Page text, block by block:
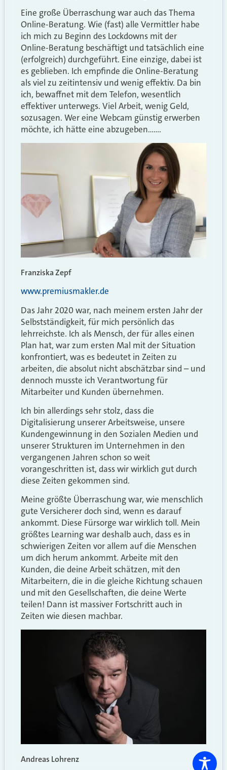
Eine große Überraschung war auch das Thema
Online-Beratung. Wie (fast) alle Vermittler habe
ich mich zu Beginn des Lockdowns mit der
Online-Beratung beschäftigt und tatsächlich eine
(erfolgreich) durchgeführt. Eine einzige, dabei ist
es geblieben. Ich empfinde die Online-Beratung
als viel zu zeitintensiv und wenig effektiv. Da bin
ich, bewaffnet mit dem Telefon, wesentlich
effektiver unterwegs. Viel Arbeit, wenig Geld,
sozusagen. Wer eine Webcam günstig erwerben
möchte, ich hätte eine abzugeben…….
Franziska Zepf
www.premiusmakler.de
Das Jahr 2020 war, nach meinem ersten Jahr der
Selbstständigkeit, für mich persönlich das
lehrreichste. Ich als Mensch, der für alles einen
Plan hat, war zum ersten Mal mit der Situation
konfrontiert, was es bedeutet in Zeiten zu
arbeiten, die absolut nicht abschätzbar sind – und
dennoch musste ich Verantwortung für
Mitarbeiter und Kunden übernehmen.
Ich bin allerdings sehr stolz, dass die
Digitalisierung unserer Arbeitsweise, unsere
Kundengewinnung in den Sozialen Medien und
unserer Strukturen im Unternehmen in den
vergangenen Jahren schon so weit
vorangeschritten ist, dass wir wirklich gut durch
diese Zeiten gekommen sind.
Meine größte Überraschung war, wie menschlich
gute Versicherer doch sind, wenn es darauf
ankommt. Diese Fürsorge war wirklich toll. Mein
größtes Learning war deshalb auch, dass es in
schwierigen Zeiten vor allem auf die Menschen
um dich herum ankommt. Arbeite mit den
Kunden, die deine Arbeit schätzen, mit den
Mitarbeitern, die in die gleiche Richtung schauen
und mit den Gesellschaften, die deine Werte
teilen! Dann ist massiver Fortschritt auch in
Zeiten wie diesen machbar.
Andreas Lohrenz